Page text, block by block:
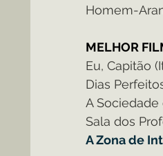
Homem-
MELHOR
Eu, Capitão
Dias
A Sociedade
Sala dos
A Zona de